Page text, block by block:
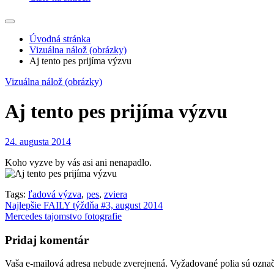
Úvodná stránka
Vizuálna nálož (obrázky)
Aj tento pes prijíma výzvu
Vizuálna nálož (obrázky)
Aj tento pes prijíma výzvu
24. augusta 2014
Koho vyzve by vás asi ani nenapadlo.
Tags: ľadová výzva, pes, zviera
Navigácia
v
článku
Najlepšie FAILY týždňa #3, august 2014
Mercedes tajomstvo fotografie
Pridaj komentár
Vaša e-mailová adresa nebude zverejnená. Vyžadované polia sú